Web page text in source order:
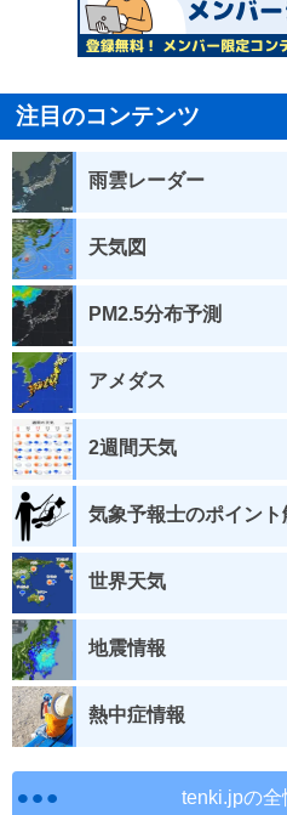
注目のコンテンツ
雨雲レーダー
天気図
PM2.5分布予測
アメダス
2週間天気
気象予報士のポイント
世界天気
地震情報
熱中症情報
tenki.jpの全